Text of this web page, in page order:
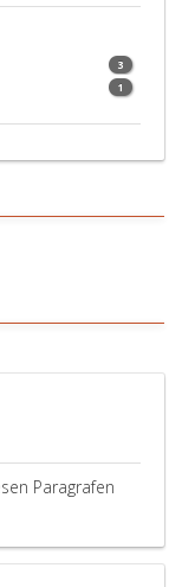
3
1
Paragrafen